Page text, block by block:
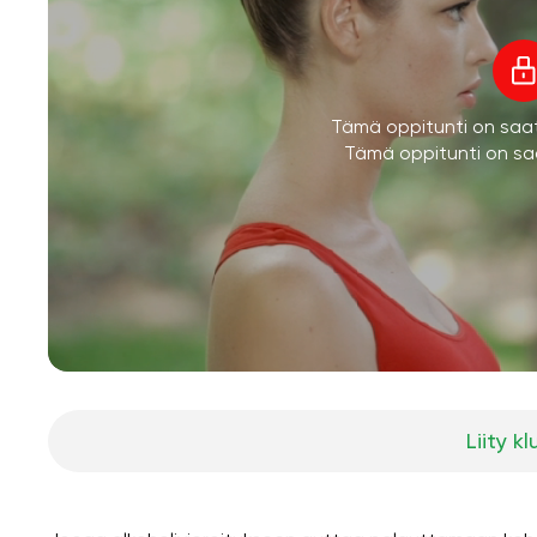
Tämä oppitunti on
Tämä oppitunti on
Liity